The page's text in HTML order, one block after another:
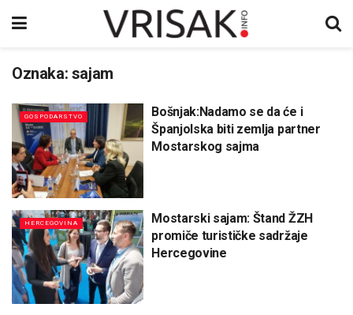
Oznaka: sajam
GOSPODARSTVO
Bošnjak:Nadamo se da će i
Španjolska biti zemlja partner
Mostarskog sajma
HERCEGOVINA
Mostarski sajam: Štand ŽZH
promiče turističke sadržaje
Hercegovine